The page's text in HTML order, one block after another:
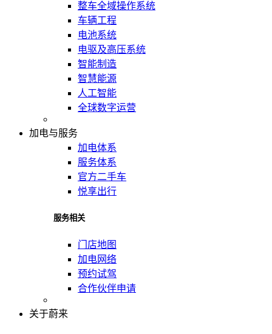
整车全域操作系统
车辆工程
电池系统
电驱及高压系统
智能制造
智慧能源
人工智能
全球数字运营
加电与服务
加电体系
服务体系
官方二手车
悦享出行
服务相关
门店地图
加电网络
预约试驾
合作伙伴申请
关于蔚来